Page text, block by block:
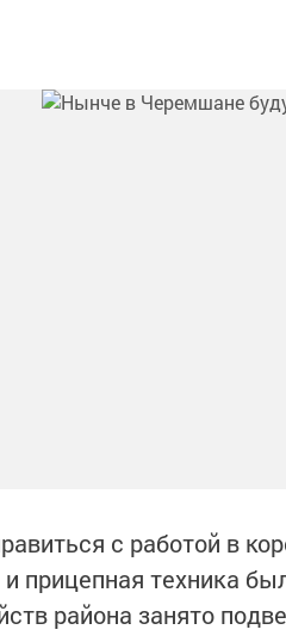
с работой в
прицепная техника
района занято